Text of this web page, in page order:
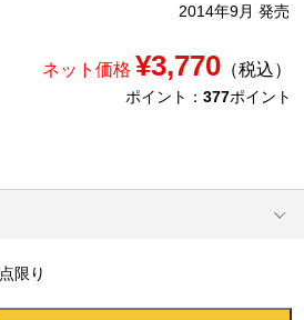
2014年9月 発売
ネット価格 ¥3,770（税込）
ポイント： 377ポイント
点限り